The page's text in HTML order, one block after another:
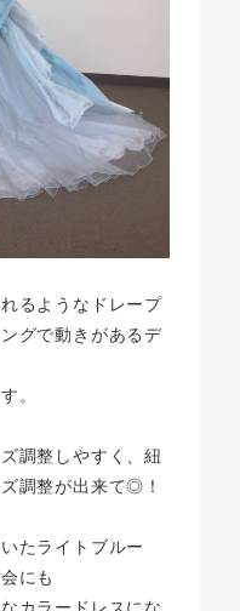
るようなドレープ
グで動きがあるデ
。
調整しやすく、紐
調整が出来て◎！
たライトブルー
にも
カラードレスにな